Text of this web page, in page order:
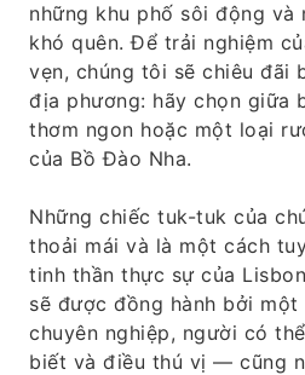
những khu phố sôi động và
khó quên. Để trải nghiệm
vẹn, chúng tôi sẽ chiêu đãi
địa phương: hãy chọn giữa
thơm ngon hoặc một loại
của Bồ Đào Nha.
Những chiếc tuk-tuk của
thoải mái và là một cách
tinh thần thực sự của
sẽ được đồng hành bởi
chuyên nghiệp, người có
biết và điều thú vị — cũng